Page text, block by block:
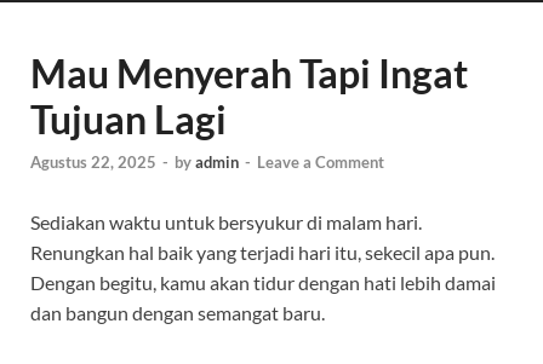
Mau Menyerah Tapi Ingat
Tujuan Lagi
Agustus 22, 2025 - byadmin - Leave a Comment
Sediakan waktu untuk bersyukur di malam hari.
Renungkan hal baik yang terjadi hari itu, sekecil apa pun.
Dengan begitu, kamu akan tidur dengan hati lebih damai
dan bangun dengan semangat baru.